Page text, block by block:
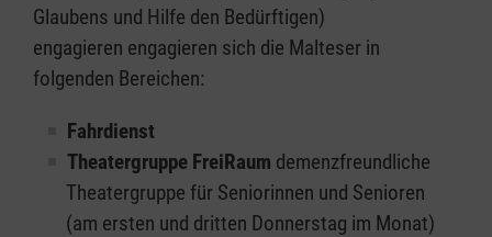
Glaubens und Hilfe den Bedürftigen)
engagieren engagieren sich die Malteser in
folgenden Bereichen:
Fahrdienst
Theatergruppe FreiRaum demenzfreundliche
Theatergruppe für Seniorinnen und Senioren
(am ersten und dritten Donnerstag im Monat)